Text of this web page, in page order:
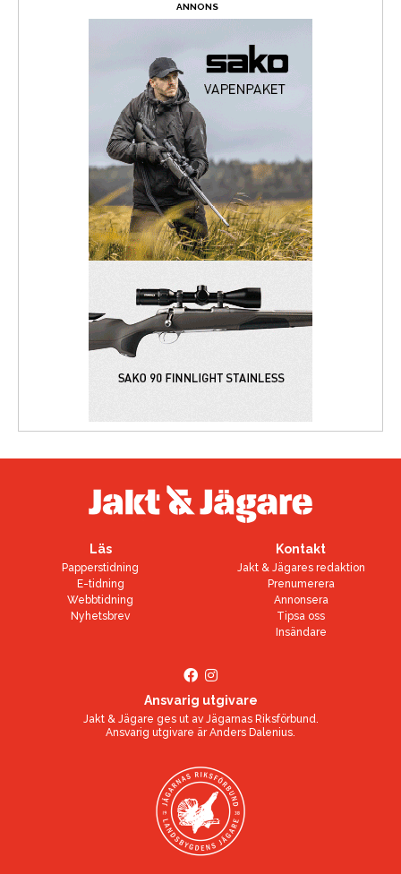
ANNONS
Läs
Papperstidning
E-tidning
Webbtidning
Nyhetsbrev
Kontakt
Jakt & Jägares redaktion
Prenumerera
Annonsera
Tipsa oss
Insändare
Ansvarig utgivare
Jakt & Jägare ges ut av Jägarnas Riksförbund.
Ansvarig utgivare ärAnders Dalenius.